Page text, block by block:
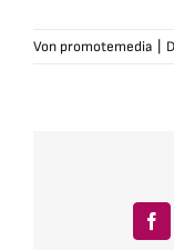
Von promotemedia